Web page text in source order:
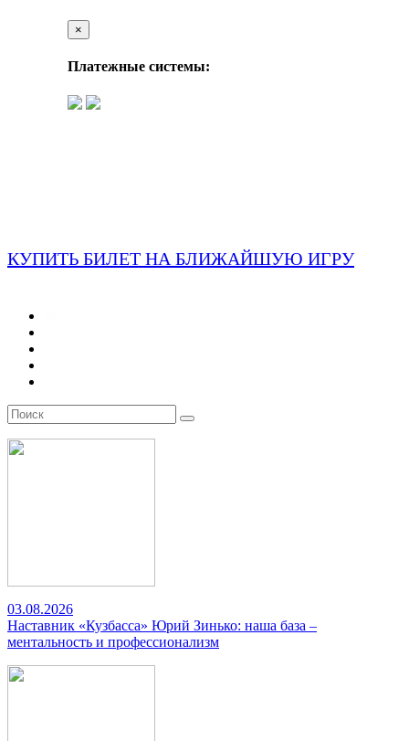
×
Платежные системы:
КУПИТЬ БИЛЕТ НА БЛИЖАЙШУЮ ИГРУ
03.08.2026
Наставник «Кузбасса» Юрий Зинько: наша база –
ментальность и профессионализм